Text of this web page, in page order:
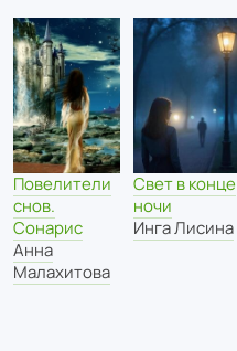
Повелители
снов.
Сонарис
Анна
Малахитова
Свет в конце
ночи
Инга Лисина